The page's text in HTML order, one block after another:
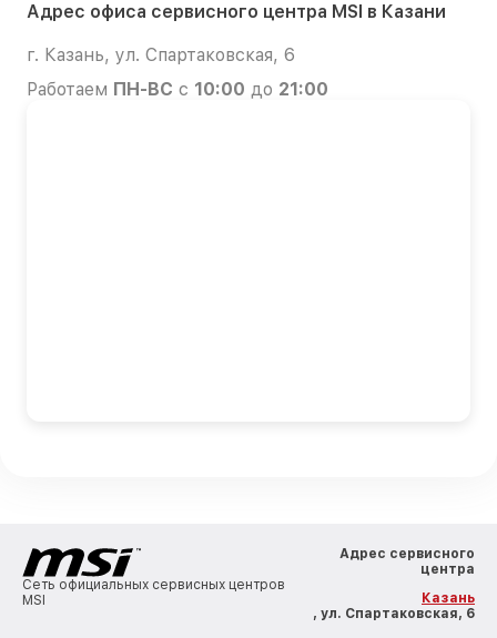
Адрес офиса сервисного центра MSI в Казани
г. Казань, ул. Спартаковская, 6
Работаем ПН-ВС с 10:00 до 21:00
Сеть официальных сервисных центров
MSI
Адрес сервисного
центра
Казань
, ул. Спартаковская, 6